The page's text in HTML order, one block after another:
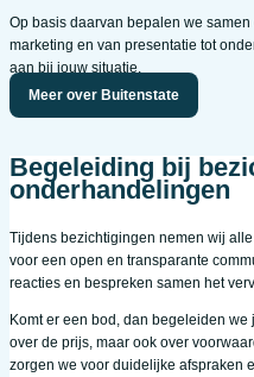
Op basis daarvan bepalen we
marketing en van presentatie tot
aan bij jouw situatie.
Meer over Buitenstate
Begeleiding bij
onderhandelingen
Tijdens bezichtigingen nemen wij
voor een open en transparante
reacties en bespreken samen het
Komt er een bod, dan begeleiden
over de prijs, maar ook over
zorgen we voor duidelijke afspraken